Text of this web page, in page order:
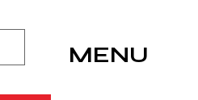
MENU